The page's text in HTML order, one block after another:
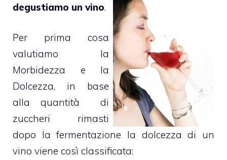
degustiamo un vino.
Per prima cosa
valutiamo la
Morbidezza e la
Dolcezza, in base
alla quantità di
zuccheri rimasti
dopo la fermentazione la dolcezza di un
vino viene così classificata: